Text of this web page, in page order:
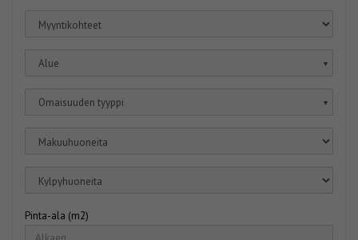
Alue ▼
Omaisuuden tyyppi ▼
Pinta-ala (m2)